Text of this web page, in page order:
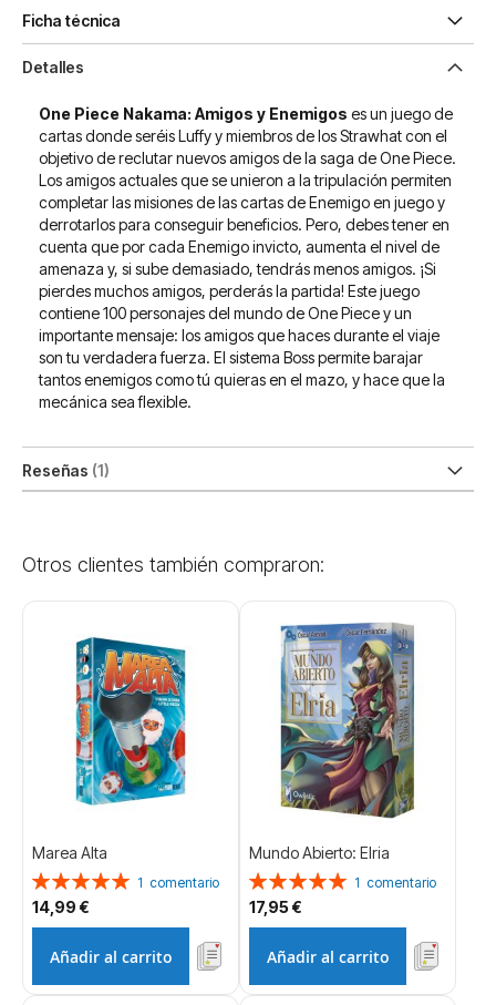
Ficha técnica
Detalles
One Piece Nakama: Amigos y Enemigos es un juego de
cartas donde seréis Luffy y miembros de los Strawhat con el
objetivo de reclutar nuevos amigos de la saga de One Piece.
Los amigos actuales que se unieron a la tripulación permiten
completar las misiones de las cartas de Enemigo en juego y
derrotarlos para conseguir beneficios. Pero, debes tener en
cuenta que por cada Enemigo invicto, aumenta el nivel de
amenaza y, si sube demasiado, tendrás menos amigos. ¡Si
pierdes muchos amigos, perderás la partida! Este juego
contiene 100 personajes del mundo de One Piece y un
importante mensaje: los amigos que haces durante el viaje
son tu verdadera fuerza. El sistema Boss permite barajar
tantos enemigos como tú quieras en el mazo, y hace que la
mecánica sea flexible.
Reseñas 1
Otros clientes también compraron:
Marea Alta
Valoración:
100%
1 comentario
14,99 €
Añadir al carrito
Mundo Abierto: Elria
Valoración:
100%
1 comentario
17,95 €
Añadir al carrito